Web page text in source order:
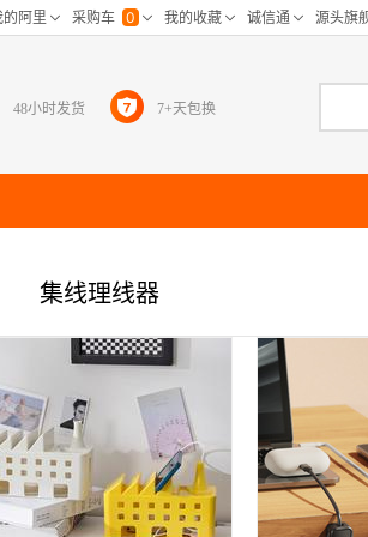
48小时发货 7+天包换
集线理线器